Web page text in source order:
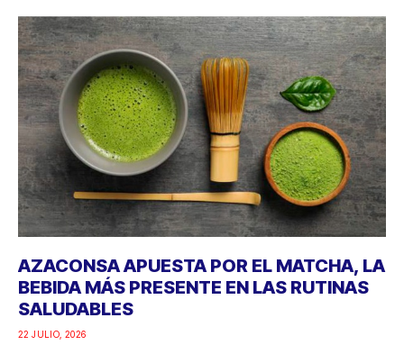
AZACONSA APUESTA POR EL MATCHA, LA
BEBIDA MÁS PRESENTE EN LAS RUTINAS
SALUDABLES
22 JULIO, 2026